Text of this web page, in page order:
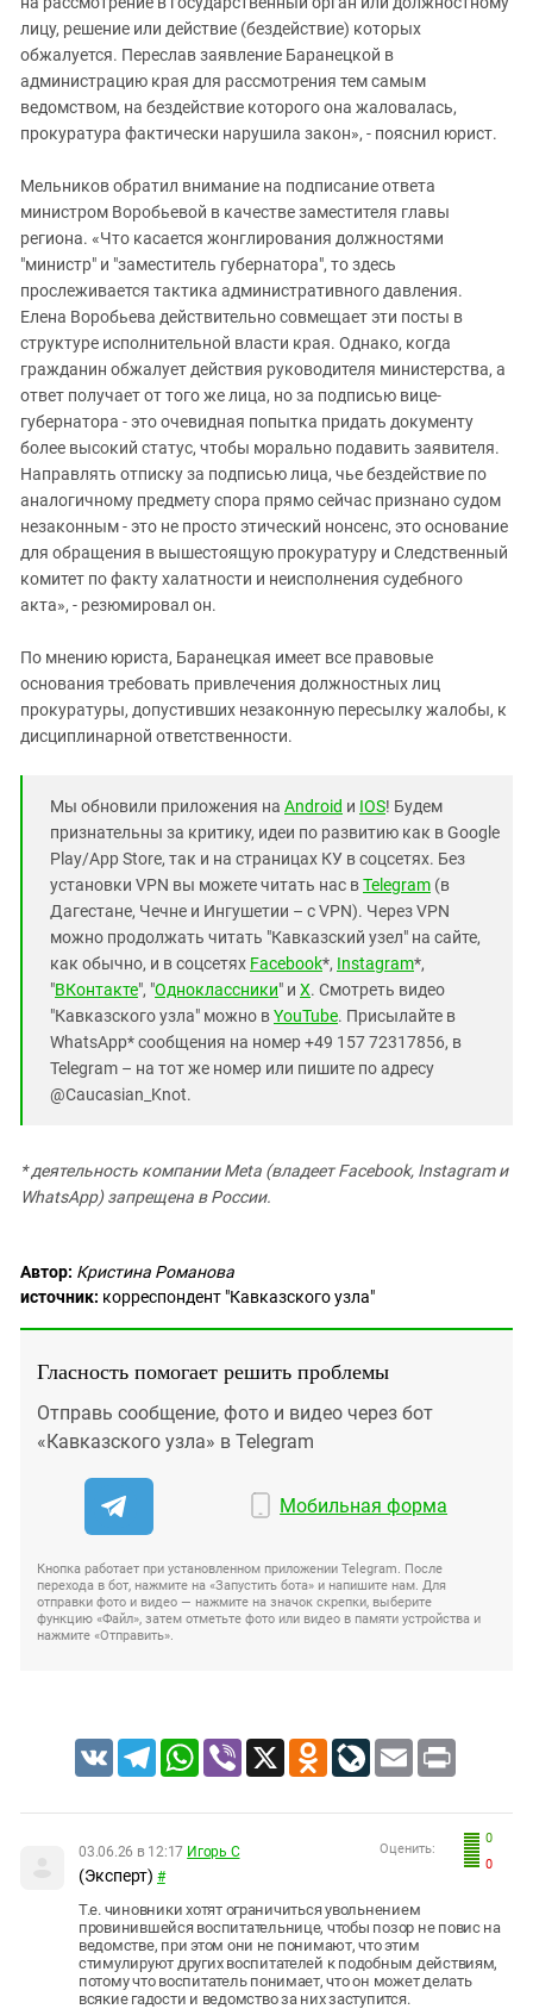
лицу, решение или действие (бездействие) которых
обжалуется. Переслав заявление Баранецкой в
администрацию края для рассмотрения тем самым
ведомством, на бездействие которого она жаловалась,
прокуратура фактически нарушила закон», - пояснил юрист.
Мельников обратил внимание на подписание ответа
министром Воробьевой в качестве заместителя главы
региона. «Что касается жонглирования должностями
"министр" и "заместитель губернатора", то здесь
прослеживается тактика административного давления.
Елена Воробьева действительно совмещает эти посты в
структуре исполнительной власти края. Однако, когда
гражданин обжалует действия руководителя министерства, а
ответ получает от того же лица, но за подписью вице-
губернатора - это очевидная попытка придать документу
более высокий статус, чтобы морально подавить заявителя.
Направлять отписку за подписью лица, чье бездействие по
аналогичному предмету спора прямо сейчас признано судом
незаконным - это не просто этический нонсенс, это основание
для обращения в вышестоящую прокуратуру и Следственный
комитет по факту халатности и неисполнения судебного
акта», - резюмировал он.
По мнению юриста, Баранецкая имеет все правовые
основания требовать привлечения должностных лиц
прокуратуры, допустивших незаконную пересылку жалобы, к
дисциплинарной ответственности.
Мы обновили приложения на Android и IOS! Будем
признательны за критику, идеи по развитию как в Google
Play/App Store, так и на страницах КУ в соцсетях. Без
установки VPN вы можете читать нас вTelegram (в
Дагестане, Чечне и Ингушетии – с VPN). Через VPN
можно продолжать читать "Кавказский узел" на сайте,
как обычно, и в соцсетях Facebook*, Instagram*,
"ВКонтакте", "Одноклассники" и X. Смотреть видео
"Кавказского узла" можно вYouTube. Присылайте в
WhatsApp* сообщения на номер +49 157 72317856, в
Telegram – на тот же номер или пишите по адресу
@Caucasian_Knot.
* деятельность компании Meta (владеет Facebook, Instagram и
WhatsApp) запрещена в России.
Автор: Кристина Романова
источник: корреспондент "Кавказского узла"
Гласность помогает решить проблемы
Отправь сообщение, фото и видео через бот
«Кавказского узла» в Telegram
Мобильная форма
Кнопка работает при установленном приложении Telegram. После
перехода в бот, нажмите на «Запустить бота» и напишите нам. Для
отправки фото и видео — нажмите на значок скрепки, выберите
функцию «Файл», затем отметьте фото или видео в памяти устройства и
нажмите «Отправить».
VK TelegramWhatsApp
Viber X Odnoklassniki
LiveJournal
Email Print
0
0
Оценить:
03.06.26 в 12:17 Игорь С
(Эксперт) #
Т.е. чиновники хотят ограничиться увольнением
провинившейся воспитательнице, чтобы позор не повис на
ведомстве, при этом они не понимают, что этим
стимулируют других воспитателей к подобным действиям,
потому что воспитатель понимает, что он может делать
всякие гадости и ведомство за них заступится.